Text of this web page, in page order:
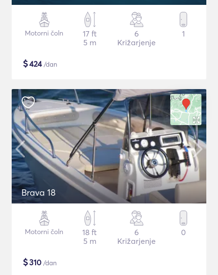
Motorni čoln
17 ft
5 m
6
Križarjenje
1
$424/dan
Brava 18
Motorni čoln
18 ft
5 m
6
Križarjenje
0
$310 /dan